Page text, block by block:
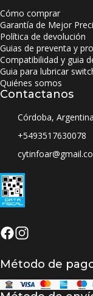
Cómo comprar
Garantía de Mejor
Política de devolución
Guias de preventa y
Compatibilidad y guia
Guia para lubricar
Quiénes somos
Contactanos
Córdoba, Argentina
+5493517630078
Método de